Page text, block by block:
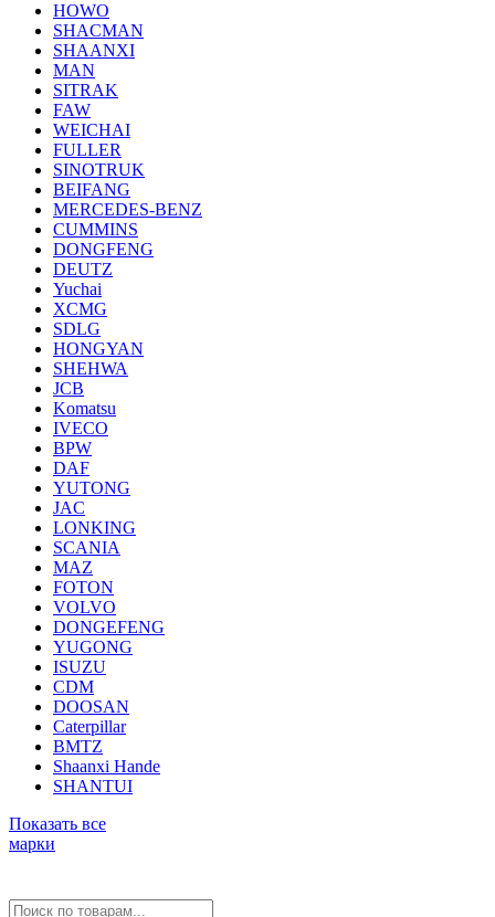
HOWO
SHACMAN
SHAANXI
MAN
SITRAK
FAW
WEICHAI
FULLER
SINOTRUK
BEIFANG
MERCEDES-BENZ
CUMMINS
DONGFENG
DEUTZ
Yuchai
XCMG
SDLG
HONGYAN
SHEHWA
JCB
Komatsu
IVECO
BPW
DAF
YUTONG
JAC
LONKING
SCANIA
MAZ
FOTON
VOLVO
DONGEFENG
YUGONG
ISUZU
CDM
DOOSAN
Caterpillar
BMTZ
Shaanxi Hande
SHANTUI
Показать все
марки